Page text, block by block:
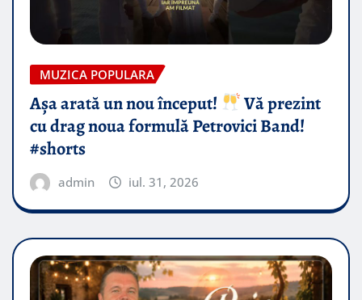
MUZICA POPULARA
Așa arată un nou început!
Vă prezint
cu drag noua formulă Petrovici Band!
#shorts
admin iul. 31, 2026